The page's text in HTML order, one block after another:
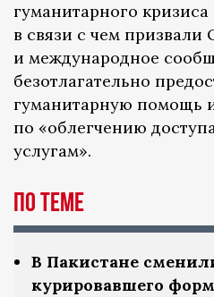
гуманитарного кризиса
в связи с чем
и международное
безотлагательно
гуманитарную помощь
по «облегчению
услугам».
По теме
В Пакистане
курировавшего